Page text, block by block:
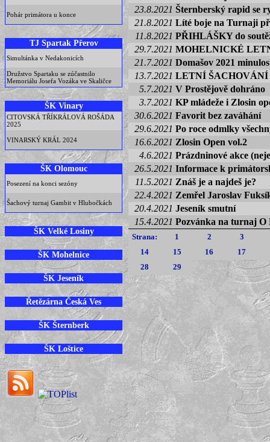
Pohár primátora u konce
TJ Spartak Přerov
Simultánka v Nedakonicích
Družstvo Spartaku se zúčastnilo
Memoriálu Josefa Vozáka ve Skaličce
ŠK Vinary
CITOVSKÁ TŘÍKRÁLOVÁ ROŠÁDA
2025
VINARSKÝ KRÁL 2024
ŠK Olomouc
Posezení na konci sezóny
Šachový turnaj Gambit v Hlubočkách
ŠK Velké Losiny
ŠK Mohelnice
ŠK Jeseník
Řetězárna Česká Ves
ŠK Šternberk
ŠK Loštice
23.8.2021 Šternberský rapid se
21.8.2021 Líté boje na Turnaji
11.8.2021 PŘIHLÁŠKY do
29.7.2021 MOHELNICKÉ
21.7.2021 Domašov 2021
13.7.2021 LETNÍ
5.7.2021 V Prostějově dohráno
3.7.2021 KP mládeže i Zlosin
30.6.2021 Favorit bez zaváhání
29.6.2021 Po roce odmlky
16.6.2021 Zlosin Open vol.2
4.6.2021 Prázdninové akce
26.5.2021 Informace k
11.5.2021 Znáš je a najdeš je?
22.4.2021 Zemřel Jaroslav
20.4.2021 Jeseník smutní
15.4.2021 Pozvánka na turnaj O
Strana: 1 2
3
14
15 16 17
28
29